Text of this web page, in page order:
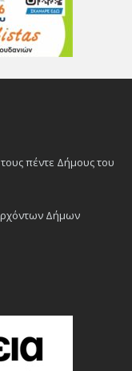
πέντε Δήμους του
Δήμων